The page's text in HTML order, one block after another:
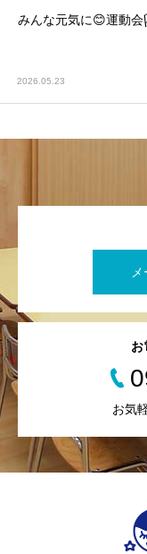
みんな元気に😊運動
2026.05.23
お
お気